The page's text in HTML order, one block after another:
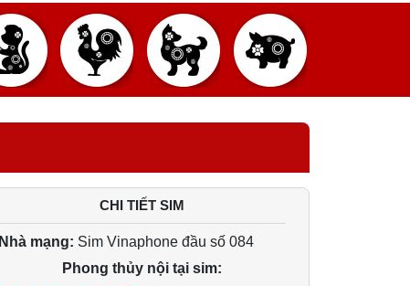
CHI TIẾT SIM
Nhà mạng: Sim Vinaphone đầu số 084
Phong thủy nội tại sim: